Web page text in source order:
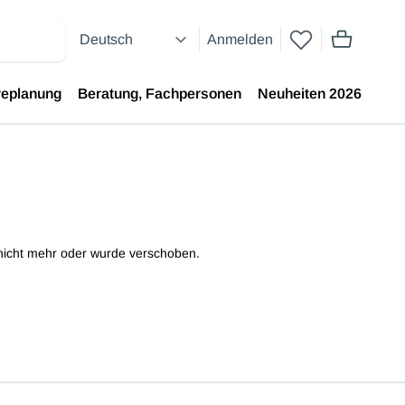
Anmelden
Artikel im
Beratung, Fachpersonen Neuheiten 2026
mehr oder wurde verschoben.